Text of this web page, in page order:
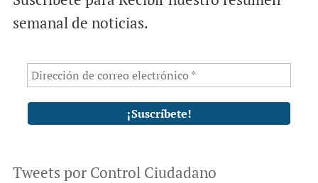
semanal de noticias.
Tweets por Control Ciudadano